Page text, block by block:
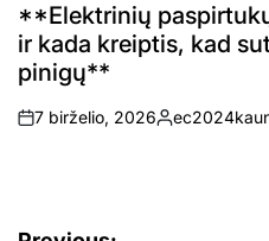
**Elektrinių
ir kada kreiptis, kad
pinigų**
on
7 birželio, 2026
Posted